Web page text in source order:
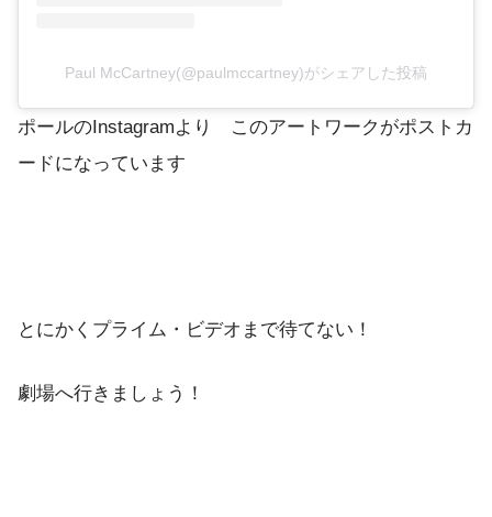
Paul McCartney(@paulmccartney)がシェアした投稿
ポールのInstagramより このアートワークがポストカ
ードになっています
とにかくプライム・ビデオまで待てない！
劇場へ行きましょう！